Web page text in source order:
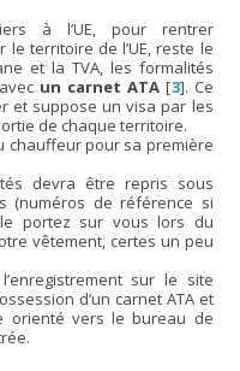
à l’UE, pour rentrer
territoire de l’UE, reste le
et la TVA, les formalités
un carnet ATA [3]. Ce
et suppose un visa par les
de chaque territoire.
chauffeur pour sa première
devra être repris sous
(numéros de référence si
portez sur vous lors du
vêtement, certes un peu
sur le site
d’un carnet ATA et
orienté vers le bureau de